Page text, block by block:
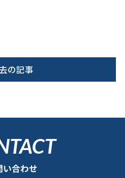
の記事
い合わせ